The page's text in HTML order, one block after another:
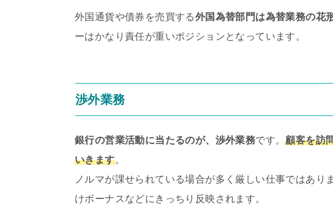
外国通貨や債券を売買する外国為替部門は為替業務の花
ーはかなり責任が重いポジションとなっています。
渉外業務
銀行の営業活動に当たるのが、渉外業務です。顧客を訪
いきます。
ノルマが課せられている場合が多く厳しい仕事ではあ
けボーナスなどにきっちり反映されます。